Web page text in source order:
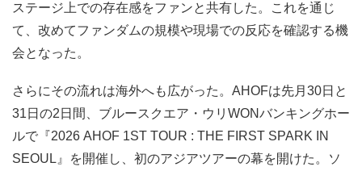
ステージ上での存在感をファンと共有した。これを通じ
て、改めてファンダムの規模や現場での反応を確認する機
会となった。
さらにその流れは海外へも広がった。AHOFは先月30日と
31日の2日間、ブルースクエア・ウリWONバンキングホー
ルで『2026 AHOF 1ST TOUR : THE FIRST SPARK IN
SEOUL』を開催し、初のアジアツアーの幕を開けた。ソ